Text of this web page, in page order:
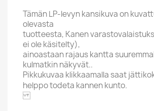
Tämän LP-levyn kansikuva on
olevasta
tuotteesta, Kanen
ei ole käsitelty),
ainoastaan rajaus kantta
kulmatkin näkyvät..
Pikkukuvaa klikkaamalla saat
helppo todeta kannen kunto.